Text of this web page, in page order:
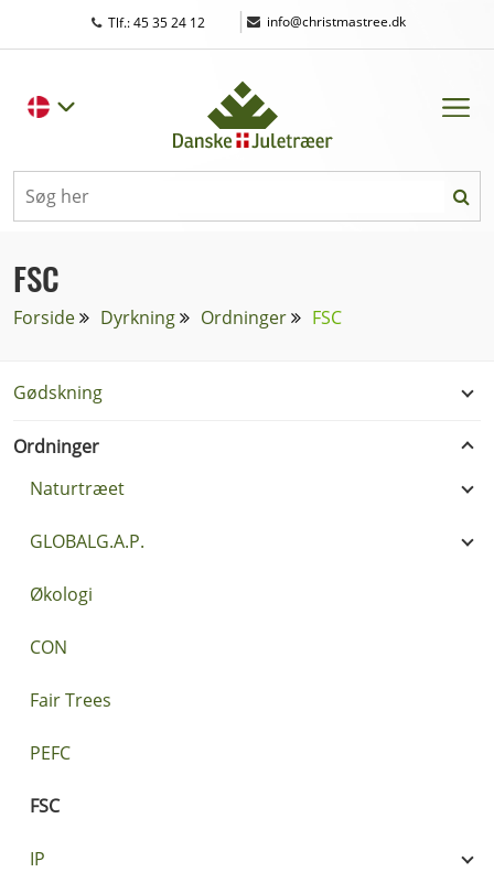
Tlf.: 45 35 24 12 | info@christmastree.dk
FSC
Forside Dyrkning Ordninger FSC
Gødskning
Ordninger
Naturtræet
GLOBALG.A.P.
Økologi
CON
Fair Trees
PEFC
FSC
IP